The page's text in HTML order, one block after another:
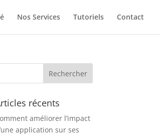
Nos Services Tutoriels Contact
récents
améliorer l’impact
application sur ses